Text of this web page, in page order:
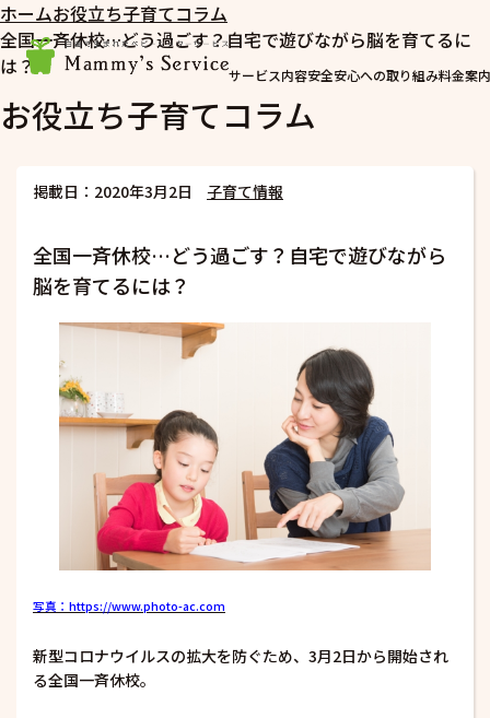
サービス内容安全安心への取り組み料金案内
ホームお役立ち子育てコラム
全国一斉休校…どう過ごす？自宅で遊びながら脳を育てるに
は？
お役立ち子育てコラム
掲載日：2020年3月2日 子育て情報
全国一斉休校…どう過ごす？自宅で遊びながら
脳を育てるには？
写真：https://www.photo-ac.com
新型コロナウイルスの拡大を防ぐため、3月2日から開始され
る全国一斉休校。